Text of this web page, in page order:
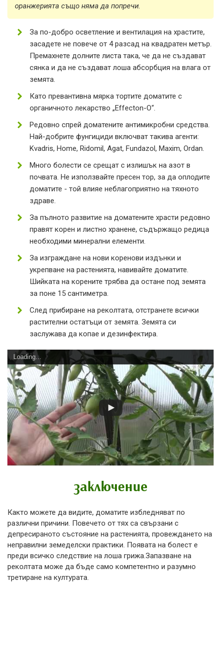
оранжерията също няма да попречи.
За по-добро осветление и вентилация на храстите,
засадете не повече от 4 разсад на квадратен метър.
Премахнете долните листа така, че да не създават
сянка и да не създават лоша абсорбция на влага от
земята.
Като превантивна мярка тортите доматите с
органичното лекарство „Effecton-O“.
Редовно спрей доматените антимикробни средства.
Най-добрите фунгициди включват такива агенти:
Kvadris, Home, Ridomil, Agat, Fundazol, Maxim, Ordan.
Много болести се срещат с излишък на азот в
почвата. Не използвайте пресен тор, за да оплодите
доматите - той влияе неблагоприятно на тяхното
здраве.
За пълното развитие на доматените храсти редовно
правят корен и листно хранене, съдържащо редица
необходими минерални елементи.
За изграждане на нови коренови издънки и
укрепване на растенията, навивайте доматите.
Шийката на корените трябва да остане под земята
за поне 15 сантиметра.
След прибиране на реколтата, отстранете всички
растителни остатъци от земята. Земята си
заслужава да копае и дезинфектира.
Loading...
заключение
Както можете да видите, доматите избледняват по
различни причини. Повечето от тях са свързани с
депресираното състояние на растенията, провеждането на
неправилни земеделски практики. Появата на болест е
преди всичко следствие на лоша грижа.Запазване на
реколтата може да бъде само компетентно и разумно
третиране на културата.